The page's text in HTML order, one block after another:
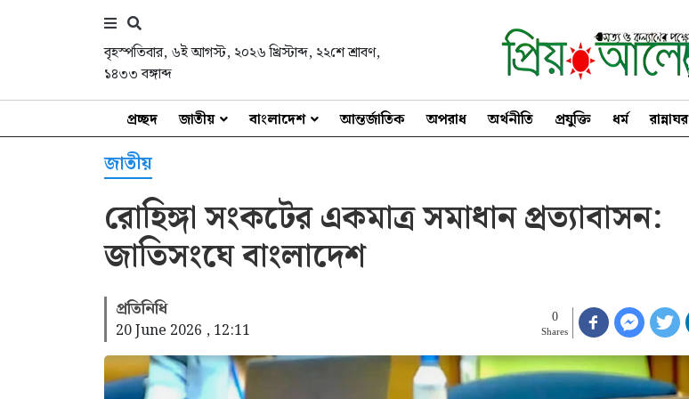
বৃহস্পতিবার, ৬ই আগস্ট, ২০২৬ খ্রিস্টাব্দ, ২২শে শ্রাবণ,
১৪৩৩ বঙ্গাব্দ
প্রচ্ছদ জাতীয় বাংলাদেশ আন্তর্জাতিক অপরাধ অর্থনীতি প্রযুক্তি ধর্ম রান্নাঘর
জাতীয়
রোহিঙ্গা সংকটের একমাত্র সমাধান প্রত্যাবাসন:
জাতিসংঘে বাংলাদেশ
প্রতিনিধি
20 June 2026 , 12:11
0
Shares